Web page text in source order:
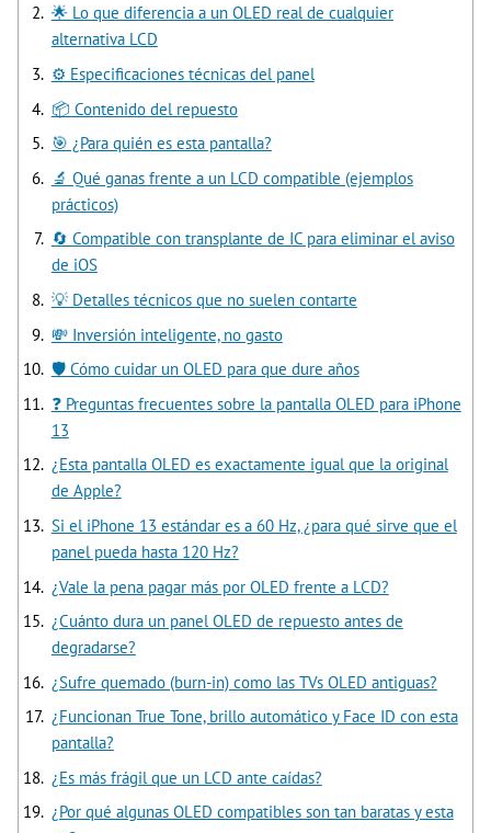
🌟 Lo que diferencia a un OLED real de cualquier
alternativa LCD
⚙️ Especificaciones técnicas del panel
📦 Contenido del repuesto
🎯 ¿Para quién es esta pantalla?
🔬 Qué ganas frente a un LCD compatible (ejemplos
prácticos)
🔄 Compatible con transplante de IC para eliminar el aviso
de iOS
💡 Detalles técnicos que no suelen contarte
💸 Inversión inteligente, no gasto
🛡️ Cómo cuidar un OLED para que dure años
❓ Preguntas frecuentes sobre la pantalla OLED para iPhone
13
¿Esta pantalla OLED es exactamente igual que la original
de Apple?
Si el iPhone 13 estándar es a 60 Hz, ¿para qué sirve que el
panel pueda hasta 120 Hz?
¿Vale la pena pagar más por OLED frente a LCD?
¿Cuánto dura un panel OLED de repuesto antes de
degradarse?
¿Sufre quemado (burn-in) como las TVs OLED antiguas?
¿Funcionan True Tone, brillo automático y Face ID con esta
pantalla?
¿Es más frágil que un LCD ante caídas?
¿Por qué algunas OLED compatibles son tan baratas y esta